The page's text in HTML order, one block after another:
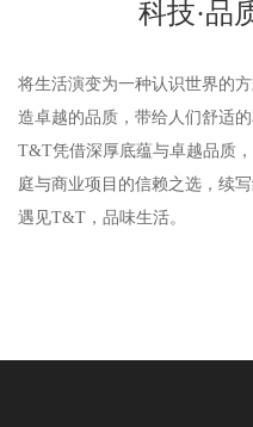
科技·品
将生活演变为一种认识世界的
造卓越的品质，带给人们舒适
T&T凭借深厚底蕴与卓越品质
庭与商业项目的信赖之选，续写
遇见T&T，品味生活。